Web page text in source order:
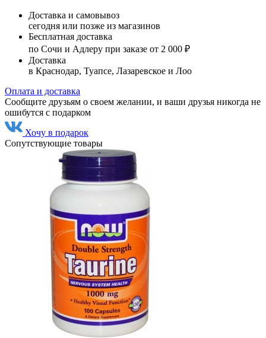
Доставка и самовывоз
сегодня или позже из магазинов
Бесплатная доставка
по Сочи и Адлеру при заказе от 2 000 ₽
Доставка
в Краснодар, Туапсе, Лазаревское и Лоо
Оплата и доставка
Сообщите друзьям о своем желании, и ваши друзья никогда не
ошибутся с подарком
Хочу в подарок
Сопутствующие товары